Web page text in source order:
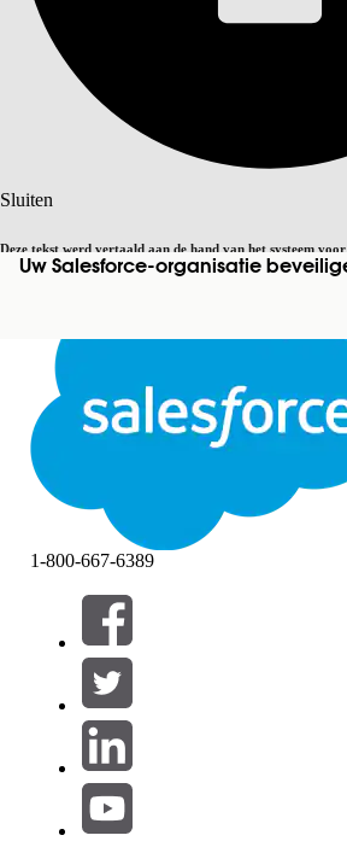
Sluiten
Deze tekst werd vertaald aan de hand van het systeem
Salesforce. U vindthiermeer details. Overschakelen
Sluiten Sluiten
Uw Salesforce-organisatie
Filters (0)
FILTERS SELECTEREN
Productgebied
1-800-667-6389